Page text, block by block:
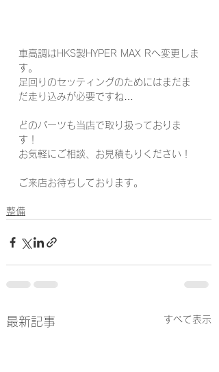
車高調はHKS製HYPER MAX Rへ変更しま
す。
足回りのセッティングのためにはまだま
だ走り込みが必要ですね…
どのパーツも当店で取り扱っておりま
す！
お気軽にご相談、お見積もりください！
ご来店お待ちしております。
整備
最新記事 すべて表示